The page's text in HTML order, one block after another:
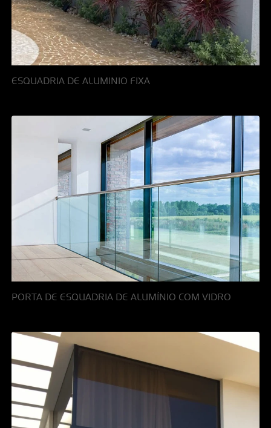
ESQUADRIA DE ALUMINIO FIXA
PORTA DE ESQUADRIA DE ALUMÍNIO COM VIDRO